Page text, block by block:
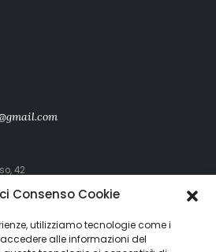
Consenso Cookie
utilizziamo tecnologie come i
alle informazioni del
42